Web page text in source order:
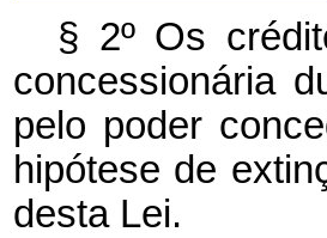
§ 2º Os
concessionária
pelo poder
hipótese de
desta Lei.